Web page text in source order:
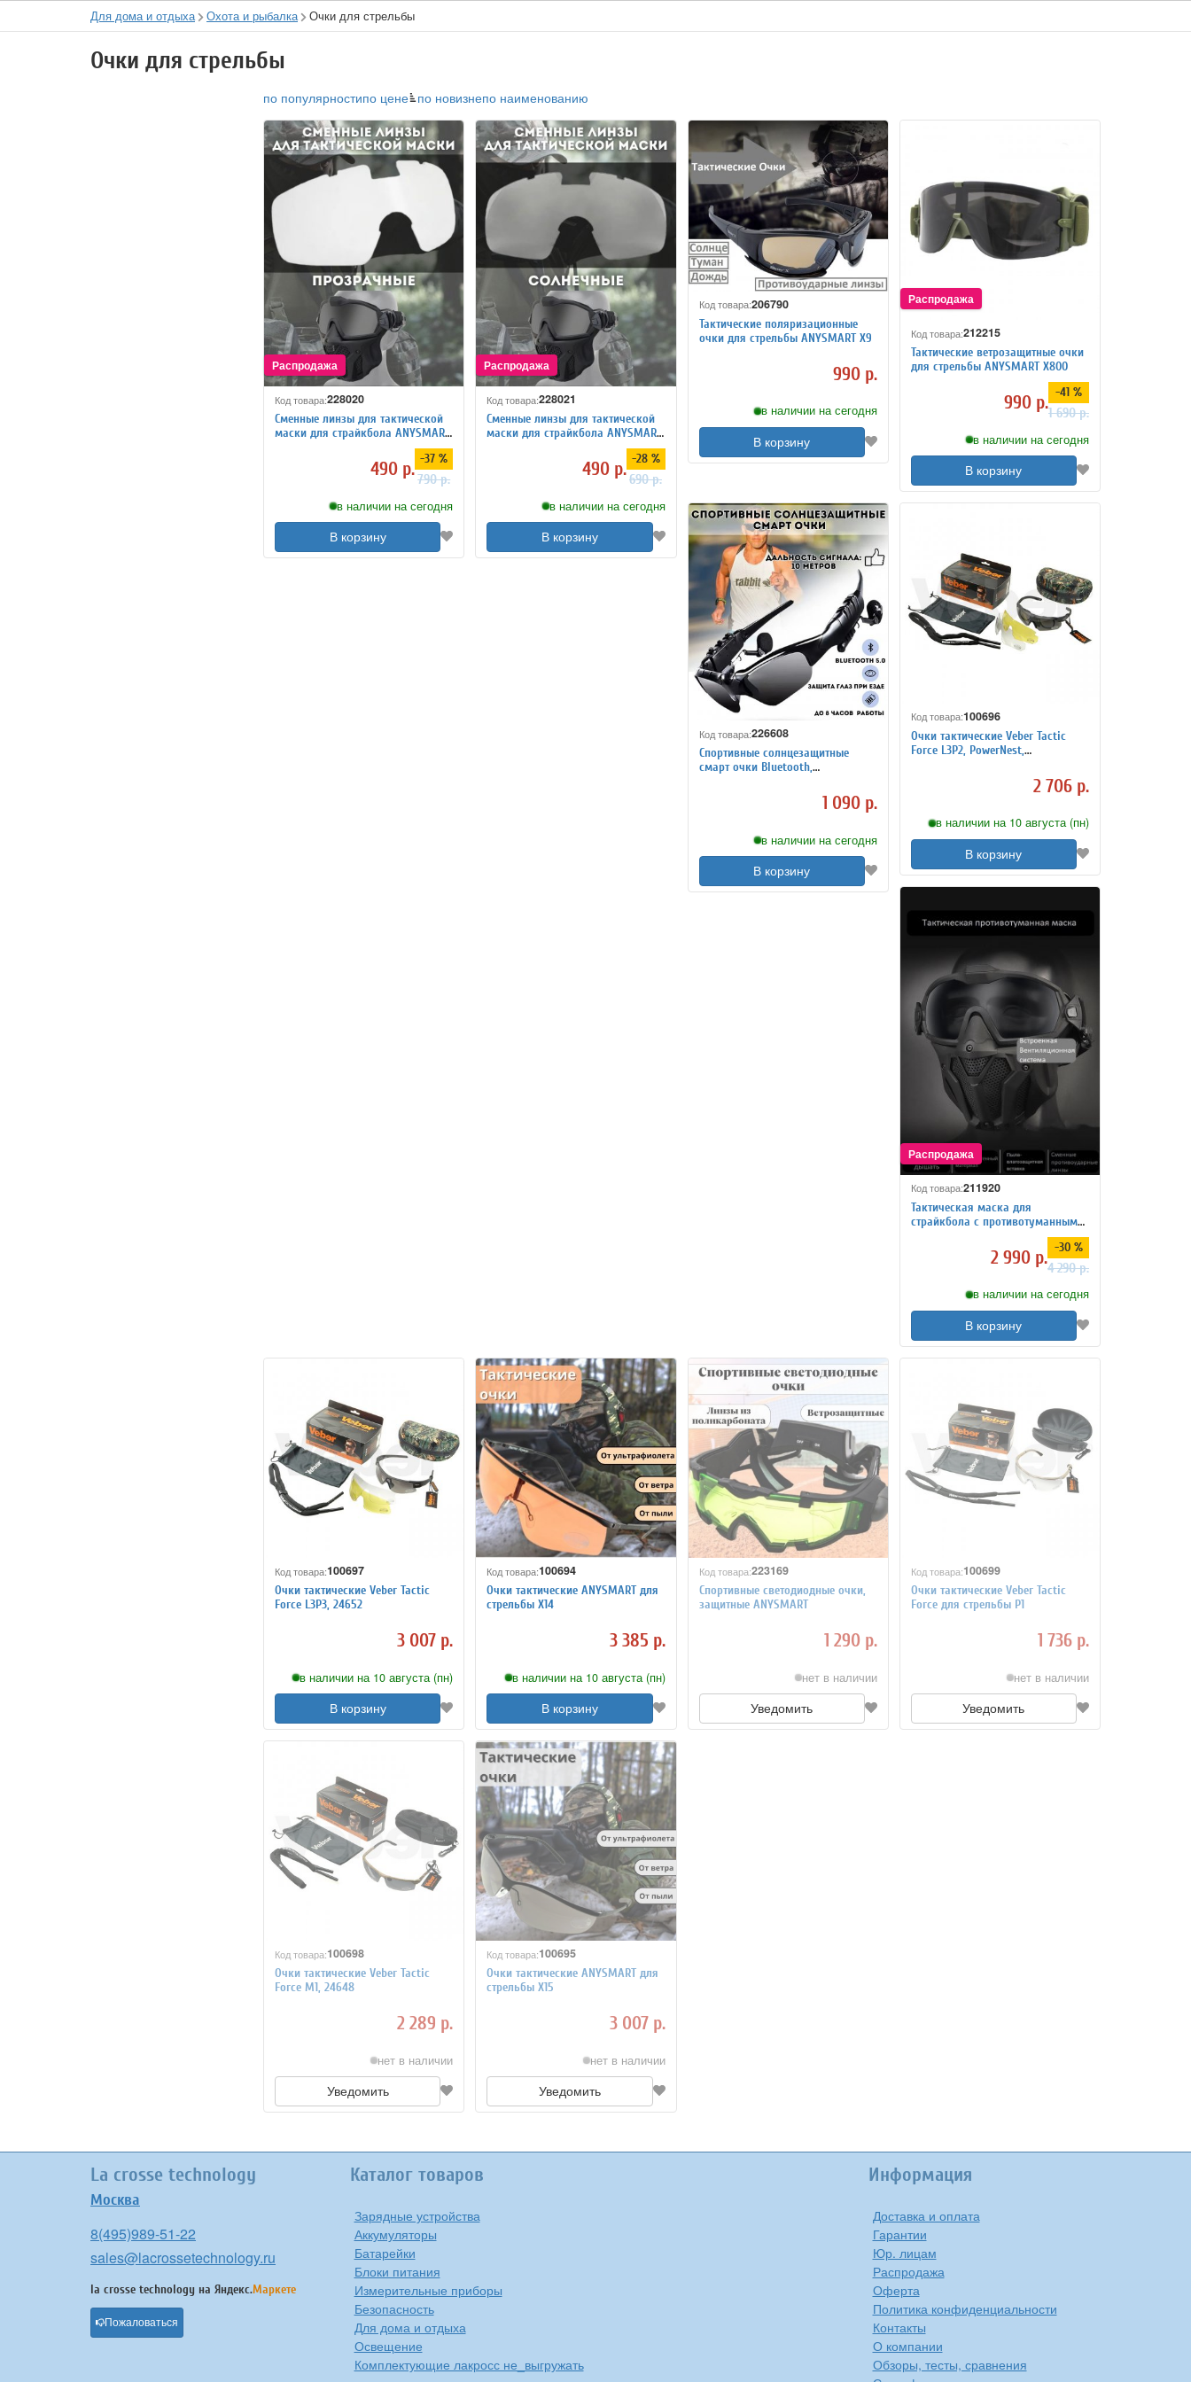
Для дома и отдыха Охота и рыбалка Очки для стрельбы
Очки для стрельбы
по популярностипо цене по новизнепо наименованию
Код товара:228020
Сменные линзы для тактической
маски для страйкбола ANYSMART,
490 р. -37 %
790 р.
в наличии на сегодня
В корзину
Код товара:228021
Сменные линзы для тактической
маски для страйкбола ANYSMART,
490 р. -28 %
690 р.
в наличии на сегодня
В корзину
Код товара:206790
Тактические поляризационные
очки для стрельбы ANYSMART X9
990 р.
в наличии на сегодня
В корзину
Код товара:212215
Тактические ветрозащитные очки
для стрельбы ANYSMART X800
990 р. -41 %
1 690 р.
в наличии на сегодня
В корзину
Код товара:226608
Спортивные солнцезащитные
смарт очки Bluetooth,
1 090 р.
в наличии на сегодня
В корзину
Код товара:100696
Очки тактические Veber Tactic
Force L3P2, PowerNest,
2 706 р.
в наличии на 10 августа (пн)
В корзину
Код товара:211920
Тактическая маска для
страйкбола с противотуманным
2 990 р. -30 %
4 290 р.
в наличии на сегодня
В корзину
Код товара:100697
Очки тактические Veber Tactic
Force L3P3, 24652
3 007 р.
в наличии на 10 августа (пн)
В корзину
Код товара:100694
Очки тактические ANYSMART для
стрельбы Х14
3 385 р.
в наличии на 10 августа (пн)
В корзину
Код товара:223169
Спортивные светодиодные очки,
защитные ANYSMART
1 290 р.
нет в наличии
Уведомить
Код товара:100699
Очки тактические Veber Tactic
Force для стрельбы P1
1 736 р.
нет в наличии
Уведомить
Код товара:100698
Очки тактические Veber Tactic
Force M1, 24648
2 289 р.
нет в наличии
Уведомить
Код товара:100695
Очки тактические ANYSMART для
стрельбы Х15
3 007 р.
нет в наличии
Уведомить
La crosse technology
Москва
8(495)989-51-22
sales@lacrossetechnology.ru
la crosse technology на Яндекс.Маркете
Пожаловаться
Каталог товаров
Зарядные устройства
Аккумуляторы
Батарейки
Блоки питания
Измерительные приборы
Безопасность
Для дома и отдыха
Освещение
Комплектующие лакросс не_выгружать
Информация
Доставка и оплата
Гарантии
Юр. лицам
Распродажа
Оферта
Политика конфиденциальности
Контакты
О компании
Обзоры, тесты, сравнения